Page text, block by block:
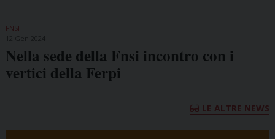
FNSI
Nella sede della Fnsi incontro con i
vertici della Ferpi
LE ALTRE NEWS